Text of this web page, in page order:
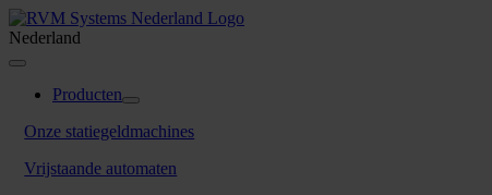
Skip
to
content
Nederland
Toggle
NavigationProducten
Onze statiegeldmachines
Vrijstaande automaten